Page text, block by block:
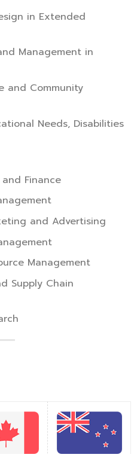
in Extended
Management in
and Community
Needs, Disabilities
Finance
and Advertising
Management
Supply Chain